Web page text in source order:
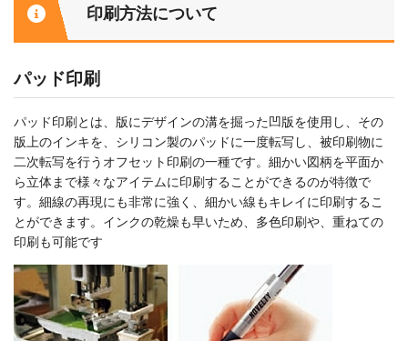
印刷方法について
パッド印刷
パッド印刷とは、版にデザインの溝を掘った凹版を使用し、その
版上のインキを、シリコン製のパッドに一度転写し、被印刷物に
二次転写を行うオフセット印刷の一種です。細かい図柄を平面か
ら立体まで様々なアイテムに印刷することができるのが特徴で
す。細線の再現にも非常に強く、細かい線もキレイに印刷するこ
とができます。インクの乾燥も早いため、多色印刷や、重ねての
印刷も可能です